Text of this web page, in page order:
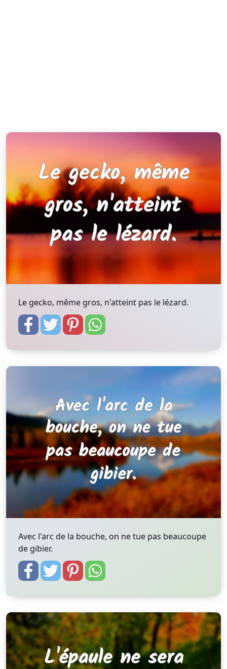
Le gecko, même gros, n'atteint pas le lézard.
Avec l'arc de la bouche, on ne tue pas beaucoupe
de gibier.